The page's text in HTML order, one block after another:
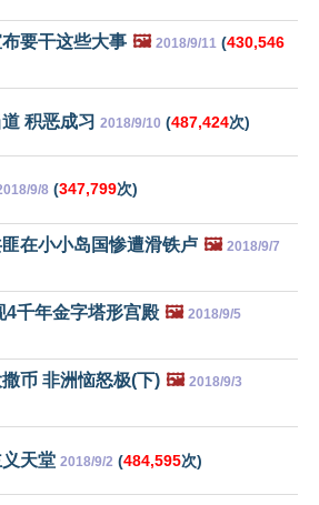
要干这些大事 🖼️ 2018/9/11 (430,546
积恶成习 2018/9/10 (487,424次)
9/8 (347,799次)
在小小岛国惨遭滑铁卢 🖼️ 2018/9/7
4千年金字塔形宫殿 🖼️ 2018/9/5
币 非洲恼怒极(下) 🖼️ 2018/9/3
天堂 2018/9/2 (484,595次)